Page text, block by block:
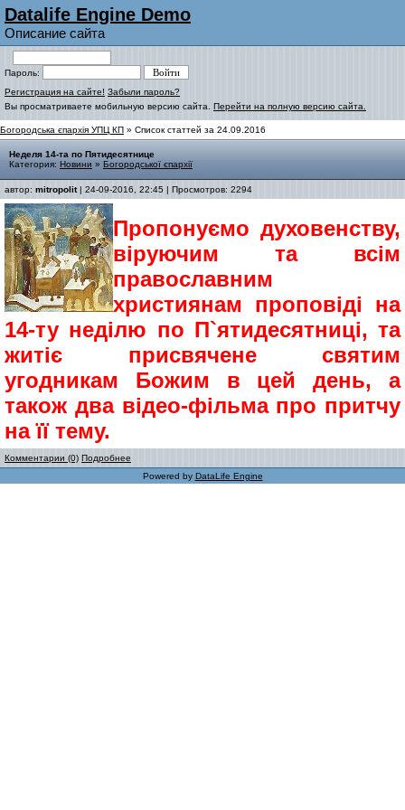
Datalife Engine Demo
Описание сайта
Пароль:
Регистрация на сайте! Забыли пароль?
Вы просматриваете мобильную версию сайта. Перейти на полную версию сайта.
Богородська єпархія УПЦ КП » Список статтей за 24.09.2016
Неделя 14-та по Пятидесятнице
Категория: Новини » Богородської єпархії
автор: mitropolit| 24-09-2016, 22:45 | Просмотров: 2294
Пропонуємо духовенству,
віруючим та всім
православним
християнам проповіді на
14-ту неділю по П`ятидесятниці, та
житіє присвячене святим
угодникам Божим в цей день, а
також два відео-фільма про притчу
на її тему.
Комментарии (0) Подробнее
Powered by DataLife Engine